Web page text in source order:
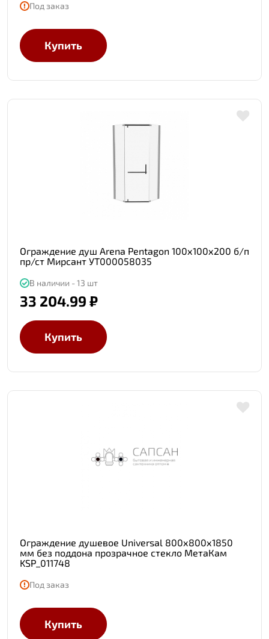
Под заказ
Купить
Ограждение душ Arena Pentagon 100х100х200 б/п
пр/ст Мирсант УТ000058035
В наличии - 13 шт
33 204.99 ₽
Купить
Ограждение душевое Universal 800х800х1850
мм без поддона прозрачное стекло МетаКам
KSP_011748
Под заказ
Купить